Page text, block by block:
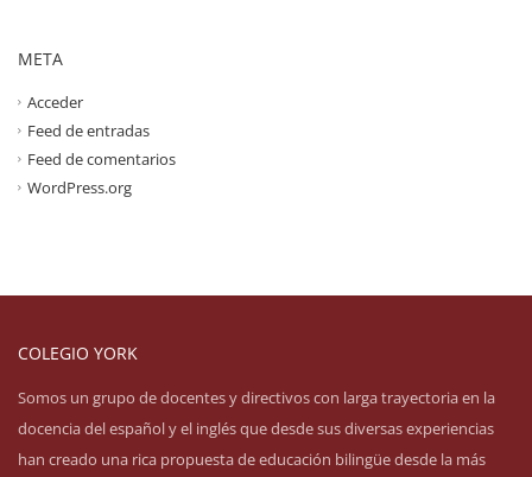
META
Acceder
Feed de entradas
Feed de comentarios
WordPress.org
COLEGIO YORK
Somos un grupo de docentes y directivos con larga trayectoria en la
docencia del español y el inglés que desde sus diversas experiencias
han creado una rica propuesta de educación bilingüe desde la más